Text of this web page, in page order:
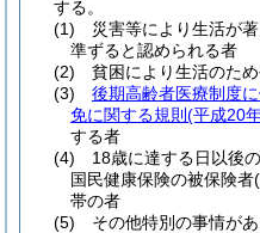
する。
(1)
災害等により生活が
準ずると認められる者
(2)
貧困により生活のた
(3)
後期高齢者医療制度
免に関する規則 (平成20
する者
(4)
18歳に達する日以後
国民健康保険の被保険者
帯の者
(5)
その他特別の事情が